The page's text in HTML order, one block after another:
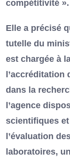
compétitivité ».
Elle a précisé
tutelle du
est chargée à
l’accréditation
dans la
l’agence
scientifiques
l’évaluation
laboratoires,